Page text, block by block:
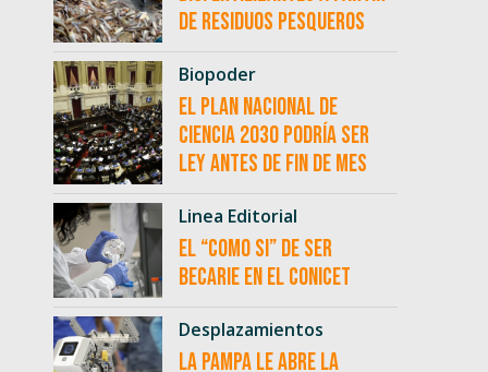
de residuos pesqueros
Biopoder
El Plan Nacional de
Ciencia 2030 podría ser
ley antes de fin de mes
Linea Editorial
El “como si” de ser
becarie en el CONICET
Desplazamientos
La Pampa le abre la